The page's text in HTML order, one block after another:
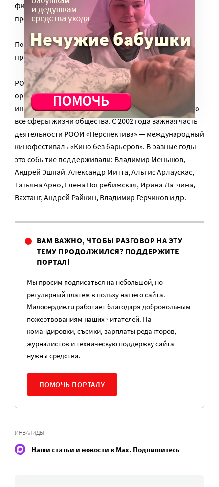
фильмов/мультфильмов-участников детской
программы Кинофестиваля.
Подробная программа мест и времени показов – в
приложении и на сайте «Кино без барьеров».
РООИ «ПЕРСПЕКТИВА» основана в 1997 году. Миссия
организации – улучшить качество жизни людей с
инвалидностью и добиться полного включения их во
все сферы жизни общества. С 2002 года важная часть
деятельности РООИ «Перспектива» — международный
кинофестиваль «Кино без барьеров». В разные годы
это событие поддерживали: Владимир Меньшов,
Андрей Эшпай, Александр Митта, Альгис Арлаускас,
Татьяна Арно, Елена Погребижская, Ирина Латчина,
Вахтанг, Андрей Райкин, Владимир Герчиков и др.
ВАМ ВАЖНО, ЧТОБЫ РАЗГОВОР НА ЭТУ
ТЕМУ ПРОДОЛЖИЛСЯ? ПОДДЕРЖИТЕ
ПОРТАЛ!
Мы просим подписаться на небольшой, но
регулярный платеж в пользу нашего сайта.
Милосердие.ru работает благодаря добровольным
пожертвованиям наших читателей. На
командировки, съемки, зарплаты редакторов,
журналистов и техническую поддержку сайта
нужны средства.
ПОМОЧЬ ПОРТАЛУ
ИНВАЛИДЫ
Наши статьи и новости в Max. Подпишитесь